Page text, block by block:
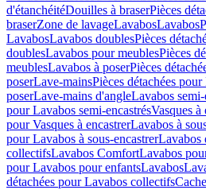
d'étanchéitéDouilles à braserPièces
braserZone de lavageLavabosLavabos
LavabosLavabos doublesPièces
doublesLavabos pour meublesPièces
meublesLavabos à poserPièces
poserLave-mainsPièces détachées
poserLave-mains d'angleLavabos semi-
pour Lavabos semi-encastrésVasques à
pour Vasques à encastrerLavabos à
pour Lavabos à sous-encastrerLavabos
collectifsLavabos ComfortLavabos
pour Lavabos pour enfantsLavabos
détachées pour Lavabos collectifs